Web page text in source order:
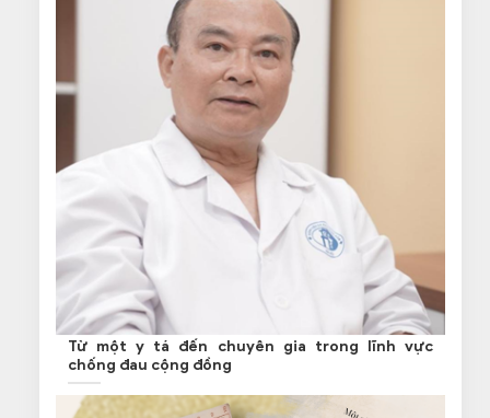
Từ một y tá đến chuyên gia trong lĩnh vực
chống đau cộng đồng